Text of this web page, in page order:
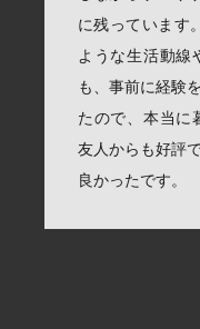
に残っています
ような生活動線
も、事前に経験
たので、本当に
友人からも好評
良かったです。